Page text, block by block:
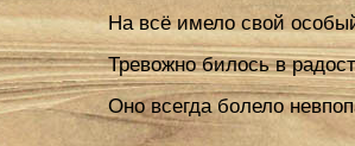
На всё имело свой
Тревожно билось в
Оно всегда болело